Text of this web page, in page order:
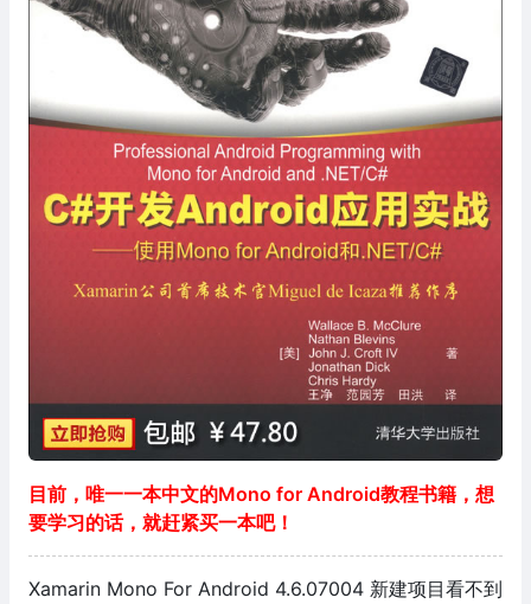
目前，唯一一本中文的Mono for Android教程书籍，想
要学习的话，就赶紧买一本吧！
Xamarin Mono For Android 4.6.07004 新建项目看不到